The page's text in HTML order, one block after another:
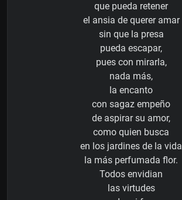
que pueda retener
el ansia de querer amar
sin que la presa
pueda escapar,
pues con mirarla,
nada más,
la encanto
con sagaz empeño
de aspirar su amor,
como quien busca
en los jardines de la vida
la más perfumada flor.
Todos envidian
las virtudes